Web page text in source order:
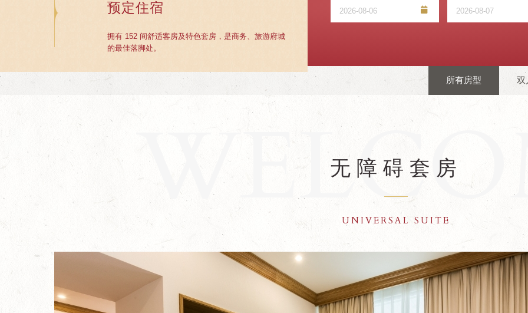
预定住宿
拥有 152 间舒适客房及特色套房，是商务、旅游府城
的最佳落脚处。
所有房型 双
无障碍套房
UNIVERSAL SUITE